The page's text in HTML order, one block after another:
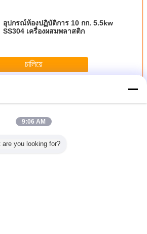
อุปกรณ์ห้องปฏิบัติการ 10 กก. 5.5kw
SS304 เครื่องผสมพลาสติก
চালিয়ে
สติก
9:06 AM
are you looking for?